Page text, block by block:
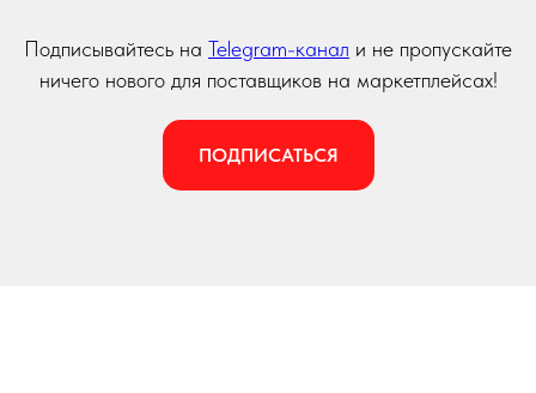
Подписывайтесь на Telegram-канал и не пропускайте
ничего нового для поставщиков на маркетплейсах!
ПОДПИСАТЬСЯ